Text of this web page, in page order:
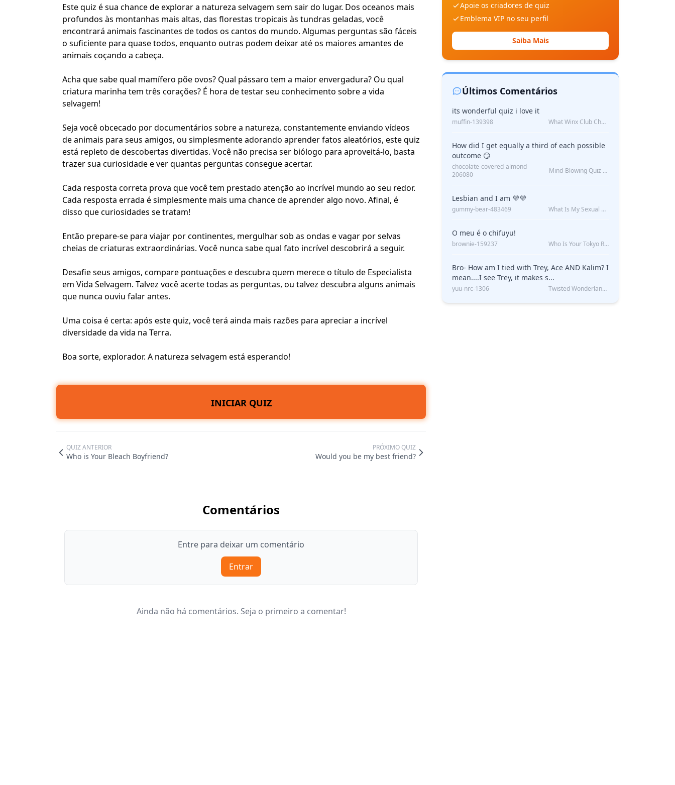
Este quiz é sua chance de explorar a natureza selvagem sem sair do lugar. Dos oceanos mais
profundos às montanhas mais altas, das florestas tropicais às tundras geladas, você
encontrará animais fascinantes detodos os cantos do mundo. Algumas perguntas são fáceis
o suficiente para quase todos, enquanto outras podem deixar até os maiores amantes de
animais coçando a cabeça.
Acha que sabe qual mamífero põe ovos? Qual pássaro tem a maior envergadura? Ou qual
criatura marinha tem três corações? É hora de testar seu conhecimento sobre a vida
selvagem!
Seja você obcecado por documentários sobre a natureza, constantemente enviando vídeos
de animais para seus amigos, ou simplesmente adorando aprender fatos aleatórios, este quiz
está repleto de descobertas divertidas. Você não precisa ser biólogo para aproveitá-lo, basta
trazer sua curiosidade e ver quantas perguntas consegue acertar.
Cada resposta correta prova que você tem prestado atenção ao incrível mundo ao seu redor.
Cada resposta errada é simplesmente mais uma chance de aprender algo novo. Afinal, é
disso quecuriosidades se tratam!
Então prepare-se para viajar por continentes, mergulhar sob as ondas e vagar por selvas
cheias de criaturas extraordinárias. Você nunca sabe qual fato incrível descobrirá a seguir.
Desafie seus amigos, compare pontuações e descubra quem merece o título de Especialista
em Vida Selvagem. Talvez você acerte todas as perguntas, ou talvez descubra alguns animais
que nunca ouviu falar antes.
Uma coisa é certa: após este quiz, você terá ainda mais razões para apreciar a incrível
diversidade da vida na Terra.
Boa sorte, explorador. A natureza selvagem está esperando!
INICIAR QUIZ
QUIZ ANTERIOR
Who is Your Bleach Boyfriend?
PRÓXIMO QUIZ
Would you be my best friend?
Comentários
Entre para deixar um comentário
Entrar
Ainda não há comentários. Seja o primeiro a comentar!
Apoie os criadores de quiz
Emblema VIP no seu perfil
Saiba Mais
Últimos Comentários
its wonderful quiz i love it
muffin-139398 What Winx Club Character Are You?
How did I get equally a third of each possible
outcome 😏
chocolate-covered-almond-
206080
Mind-Blowing Quiz Reveals: Will I Be Alone Forever?
Lesbian and I am 💜💜
gummy-bear-483469 What Is My Sexual Orientation: Uncovered
O meu é o chifuyu!
brownie-159237 Who Is Your Tokyo Revengers Boyfriend?
Bro- How am I tied with Trey, Ace AND Kalim? I
mean....I see Trey, it makes s...
yuu-nrc-1306 Twisted Wonderland Kin Quiz